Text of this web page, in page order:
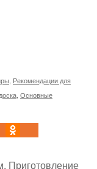
Рекомендации для
Основные